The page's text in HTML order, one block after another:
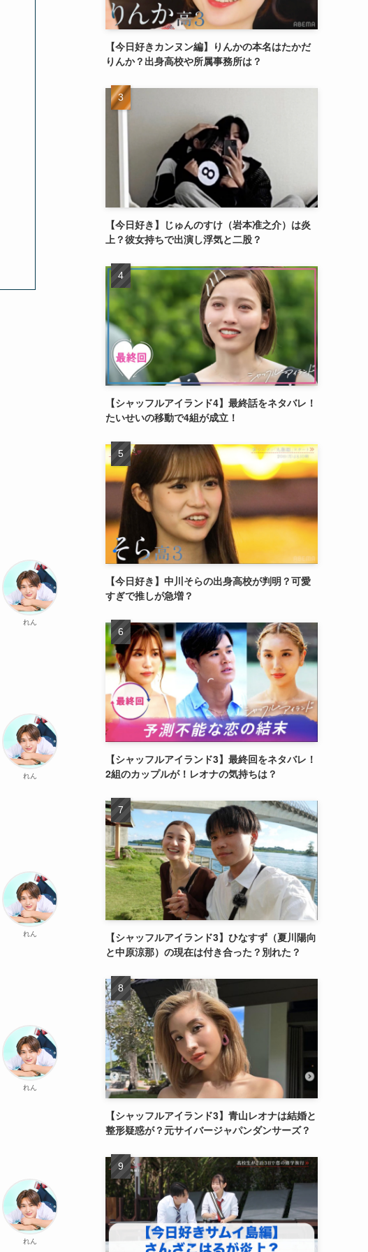
れん
れん
れん
れん
れん
【今日好きカンヌン編】りんかの本名はたかだ
りんか？出身高校や所属事務所は？
【今日好き】じゅんのすけ（岩本准之介）は炎
上？彼女持ちで出演し浮気と二股？
【シャッフルアイランド4】最終話をネタバレ！
たいせいの移動で4組が成立！
【今日好き】中川そらの出身高校が判明？可愛
すぎで推しが急増？
【シャッフルアイランド3】最終回をネタバレ！
2組のカップルが！レオナの気持ちは？
【シャッフルアイランド3】ひなすず（夏川陽向
と中原涼那）の現在は付き合った？別れた？
【シャッフルアイランド3】青山レオナは結婚と
整形疑惑が？元サイバージャパンダンサーズ？